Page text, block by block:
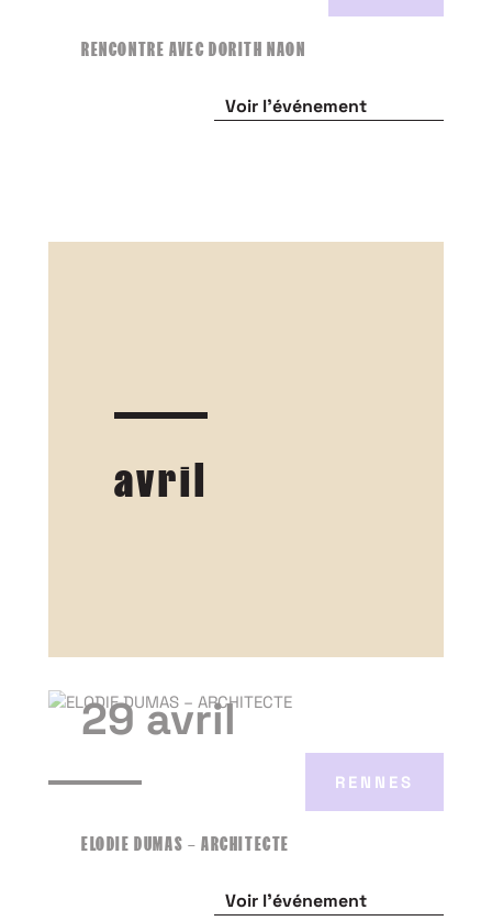
RENCONTRE AVEC DORITH NAON
Voir l'événement
avril
29 avril
RENNES
ELODIE DUMAS – ARCHITECTE
Voir l'événement